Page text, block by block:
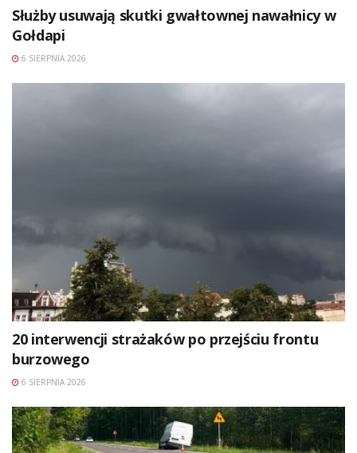
Służby usuwają skutki gwałtownej nawałnicy w
Gołdapi
6 SIERPNIA 2026
20 interwencji strażaków po przejściu frontu
burzowego
6 SIERPNIA 2026